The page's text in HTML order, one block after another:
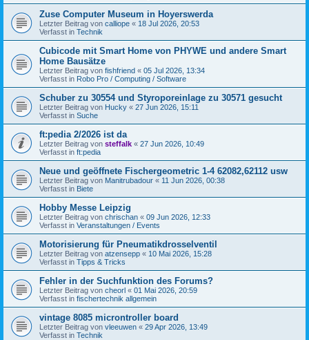
Zuse Computer Museum in Hoyerswerda
Letzter Beitrag von calliope « 18 Jul 2026, 20:53
Verfasst in Technik
Cubicode mit Smart Home von PHYWE und andere Smart
Home Bausätze
Letzter Beitrag von fishfriend « 05 Jul 2026, 13:34
Verfasst in Robo Pro / Computing / Software
Schuber zu 30554 und Styroporeinlage zu 30571 gesucht
Letzter Beitrag von Hucky « 27 Jun 2026, 15:11
Verfasst in Suche
ft:pedia 2/2026 ist da
Letzter Beitrag von steffalk « 27 Jun 2026, 10:49
Verfasst in ft:pedia
Neue und geöffnete Fischergeometric 1-4 62082,62112 usw
Letzter Beitrag von Manitrubadour « 11 Jun 2026, 00:38
Verfasst in Biete
Hobby Messe Leipzig
Letzter Beitrag von chrischan « 09 Jun 2026, 12:33
Verfasst in Veranstaltungen / Events
Motorisierung für Pneumatikdrosselventil
Letzter Beitrag von atzensepp « 10 Mai 2026, 15:28
Verfasst in Tipps & Tricks
Fehler in der Suchfunktion des Forums?
Letzter Beitrag von cheorl « 01 Mai 2026, 20:59
Verfasst in fischertechnik allgemein
vintage 8085 microntroller board
Letzter Beitrag von vleeuwen « 29 Apr 2026, 13:49
Verfasst in Technik